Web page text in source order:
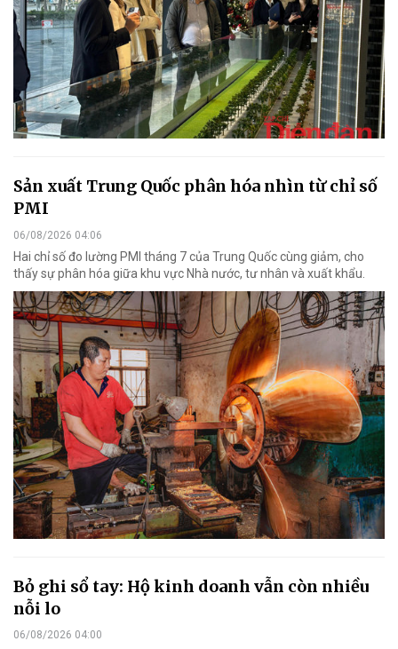
Sản xuất Trung Quốc phân hóa nhìn từ chỉ số
PMI
06/08/2026 04:06
Hai chỉ số đo lường PMI tháng 7 của Trung Quốc cùng giảm, cho
thấy sự phân hóa giữa khu vực Nhà nước, tư nhân và xuất khẩu.
Bỏ ghi sổ tay: Hộ kinh doanh vẫn còn nhiều
nỗi lo
06/08/2026 04:00